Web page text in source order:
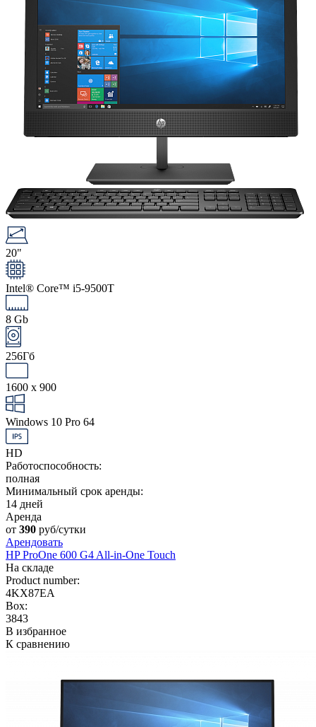
20"
Intel® Core™ i5-9500T
8 Gb
256Гб
1600 x 900
Windows 10 Pro 64
HD
Работоспособность:
полная
Минимальный срок аренды:
14 дней
Аренда
от 390 руб/сутки
Арендовать
HP ProOne 600 G4 All-in-One Touch
На складе
Product number:
4KX87EA
Box:
3843
В избранное
К сравнению